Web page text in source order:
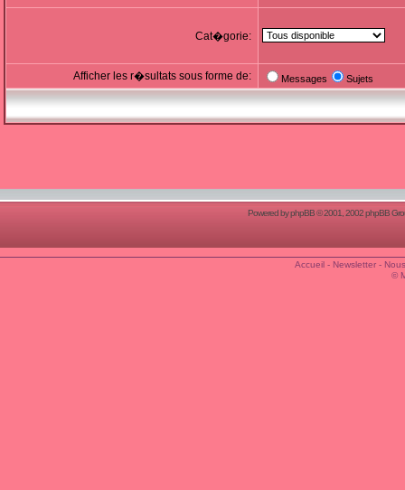
Cat�gorie:
Afficher les r�sultats sous forme de: Messages Sujets
Powered byphpBB© 2001, 2002 phpBB
Accueil- Newsletter-
©